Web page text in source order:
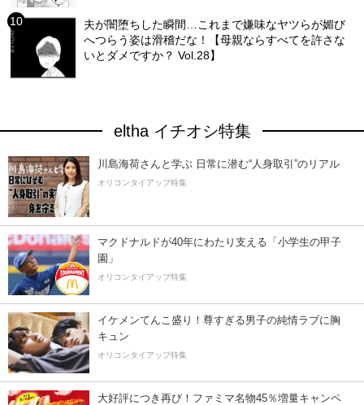
夫が闇堕ちした瞬間…これまで嫌味なヤツらが媚び
へつらう姿は滑稽だな！【母親ならすべてを許さな
いとダメですか？ Vol.28】
eltha イチオシ特集
川島海荷さんと学ぶ 日常に潜む“人身取引”のリアル
オリコンタイアップ特集
マクドナルドが40年にわたり支える「小学生の甲子
園」
オリコンタイアップ特集
イケメンてんこ盛り！尊すぎる男子の純情ラブに胸
キュン
オリコンタイアップ特集
大好評につき再び！ファミマ名物45％増量キャンペ